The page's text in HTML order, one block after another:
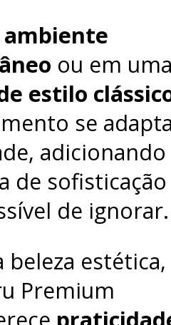
ambiente
ou em
estilo
se
adicionando
de sofisticação
de ignorar.
beleza
Premium